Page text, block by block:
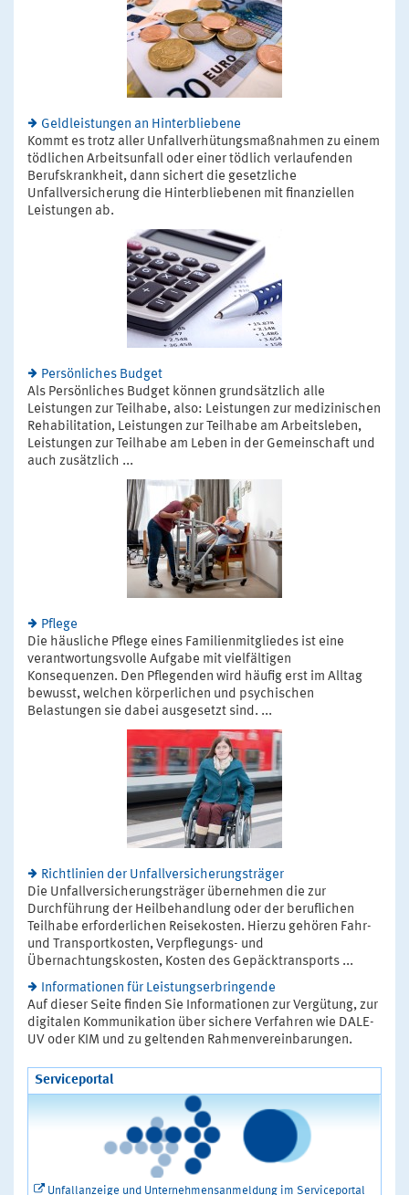
Geldleistungen an Hinterbliebene
Kommt es trotz aller Unfallverhütungsmaßnahmen zu einem
tödlichen Arbeitsunfall oder einer tödlich verlaufenden
Berufskrankheit, dann sichert die gesetzliche
Unfallversicherung die Hinterbliebenen mit finanziellen
Leistungen ab.
Persönliches Budget
Als Persönliches Budget können grundsätzlich alle
Leistungen zur Teilhabe, also: Leistungen zur medizinischen
Rehabilitation, Leistungen zur Teilhabe am Arbeitsleben,
Leistungen zur Teilhabe am Leben in der Gemeinschaft und
auch zusätzlich ...
Pflege
Die häusliche Pflege eines Familienmitgliedes ist eine
verantwortungsvolle Aufgabe mit vielfältigen
Konsequenzen. Den Pflegenden wird häufig erst im Alltag
bewusst, welchen körperlichen und psychischen
Belastungen sie dabei ausgesetzt sind. ...
Richtlinien der Unfallversicherungsträger
Die Unfallversicherungsträger übernehmen die zur
Durchführung der Heilbehandlung oder der beruflichen
Teilhabe erforderlichen Reisekosten. Hierzu gehören Fahr-
und Transportkosten, Verpflegungs- und
Übernachtungskosten, Kosten des Gepäcktransports ...
Informationen für Leistungserbringende
Auf dieser Seite finden Sie Informationen zur Vergütung, zur
digitalen Kommunikation über sichere Verfahren wie DALE-
UV oder KIM und zu geltenden Rahmenvereinbarungen.
Serviceportal
Unfallanzeige und Unternehmensanmeldung im Serviceportal